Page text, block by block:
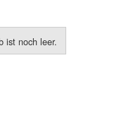
ist noch leer.